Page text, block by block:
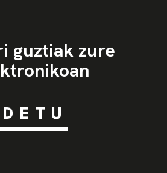
guztiak zure